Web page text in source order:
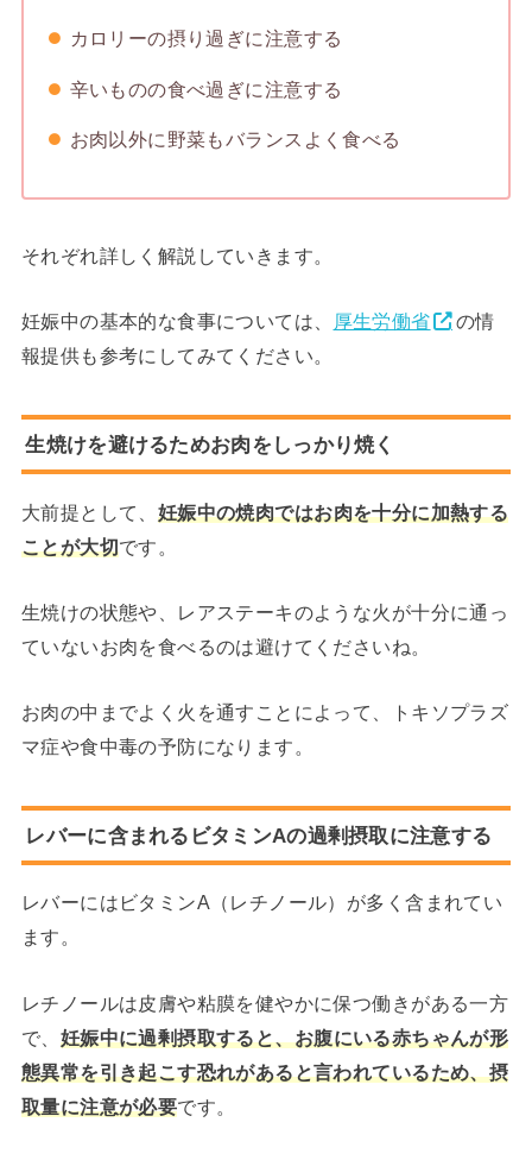
カロリーの摂り過ぎに注意する
辛いものの食べ過ぎに注意する
お肉以外に野菜もバランスよく食べる
それぞれ詳しく解説していきます。
妊娠中の基本的な食事については、 厚生労働省
の情
報提供も参考にしてみてください。
生焼けを避けるためお肉をしっかり焼く
大前提として、 妊娠中の焼肉ではお肉を十分に加熱する
ことが大切です。
生焼けの状態や、レアステーキのような火が十分に通っ
ていないお肉を食べるのは避けてくださいね。
お肉の中までよく火を通すことによって、トキソプラズ
マ症や食中毒の予防になります。
レバーに含まれるビタミンAの過剰摂取に注意する
レバーにはビタミンA（レチノール）が多く含まれてい
ます。
レチノールは皮膚や粘膜を健やかに保つ働きがある一方
で、 妊娠中に過剰摂取すると、お腹にいる赤ちゃんが形
態異常を引き起こす恐れがあると言われているため、摂
取量に注意が必要です。